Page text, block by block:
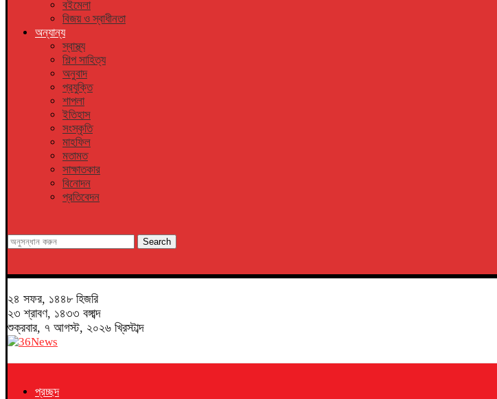
বইমেলা
বিজয় ও স্বাধীনতা
অন্যান্য
স্বাস্থ্য
শিল্প সাহিত্য
অনুবাদ
প্রযুক্তি
শাপলা
ইতিহাস
সংস্কৃতি
মাহফিল
মতামত
সাক্ষাতকার
বিনোদন
প্রতিবেদন
Search
২৪ সফর, ১৪৪৮ হিজরি
২৩ শ্রাবণ, ১৪৩৩ বঙ্গাব্দ
শুক্রবার, ৭ আগস্ট, ২০২৬ খ্রিস্টাব্দ
প্রচ্ছদ